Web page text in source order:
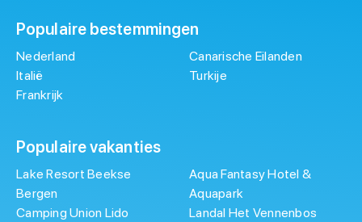
Populaire bestemmingen
Nederland
Italië
Frankrijk
Canarische Eilanden
Turkije
Populaire vakanties
Lake Resort Beekse
Bergen
Camping Union Lido
Aqua Fantasy Hotel &
Aquapark
Landal Het Vennenbos